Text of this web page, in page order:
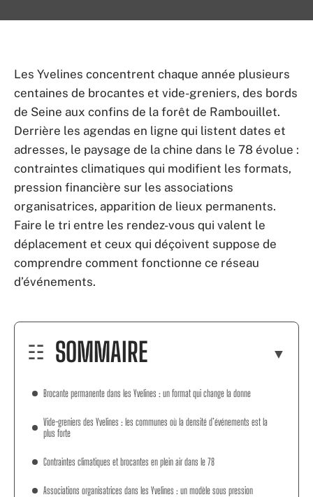
Les Yvelines concentrent chaque année plusieurs
centaines de brocantes et vide-greniers, des bords
de Seine aux confins de la forêt de Rambouillet.
Derrière les agendas en ligne qui listent dates et
adresses, le paysage de la chine dans le 78 évolue :
contraintes climatiques qui modifient les formats,
pression financière sur les associations
organisatrices, apparition de lieux permanents.
Faire le tri entre les rendez-vous qui valent le
déplacement et ceux qui déçoivent suppose de
comprendre comment fonctionne ce réseau
d’événements.
SOMMAIRE
Brocante permanente dans les Yvelines : un format qui change la donne
Vide-greniers des Yvelines : les communes où la densité d’événements est la
plus forte
Contraintes climatiques et brocantes en plein air dans le 78
Associations organisatrices dans les Yvelines : un modèle sous pression